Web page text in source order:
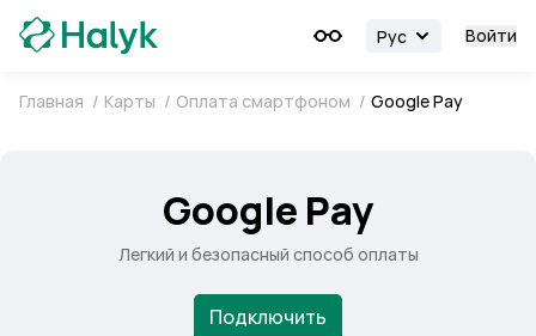
Рус Войти
Главная / Карты / Оплата смартфоном / Google Pay
Google Pay
Легкий и безопасный способ оплаты
Подключить